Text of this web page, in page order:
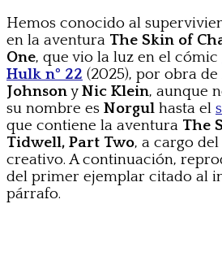
Hemos conocido al
en la aventura The Skin of
One, que vio la luz en el cómic
Hulk nº 22 (2025), por obra de
JohnsonyNic Klein, aunque
su nombre es Norgul hasta el
que contiene la aventura The
Tidwell, Part Two, a cargo
creativo. A continuación,
del primer ejemplar citado al
párrafo.